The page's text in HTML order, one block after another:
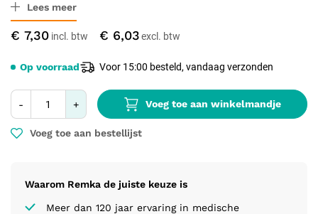
€ 7,30 € 6,03
- + Voeg toe aan winkelmandje
Voeg toe aan bestellijst
Waarom Remka de juiste keuze is
Meer dan 120 jaar ervaring in medische
Op voorraad Voor 15:00 besteld, vandaag verzonden
slanke formaat is het product geschikt om mee te nemen in een
jaszak. De penlamp wordt per stuk geleverd in een
displayverpakking en is geen medisch hulpmiddel.
Lees meer